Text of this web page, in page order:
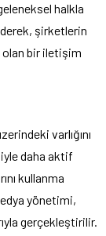
halkla
şirketlerin
olan bir iletişim
varlığını
daha aktif
kullanma
yönetimi,
gerçekleştirilir.